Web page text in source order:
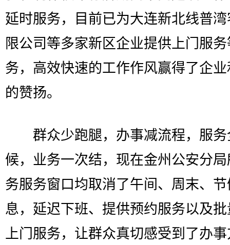
延时服务，目前已为大连新北线普
限公司等多家新区企业提供上门服
务，高效快速的工作作风赢得了企
的赞扬。
群众少跑腿，办事减流程，服务
候，业务一次结，现在金州公安分
务服务窗口均取消了午间、周末、
息，延迟下班、提供预约服务以及
上门服务，让群众真切感受到了办